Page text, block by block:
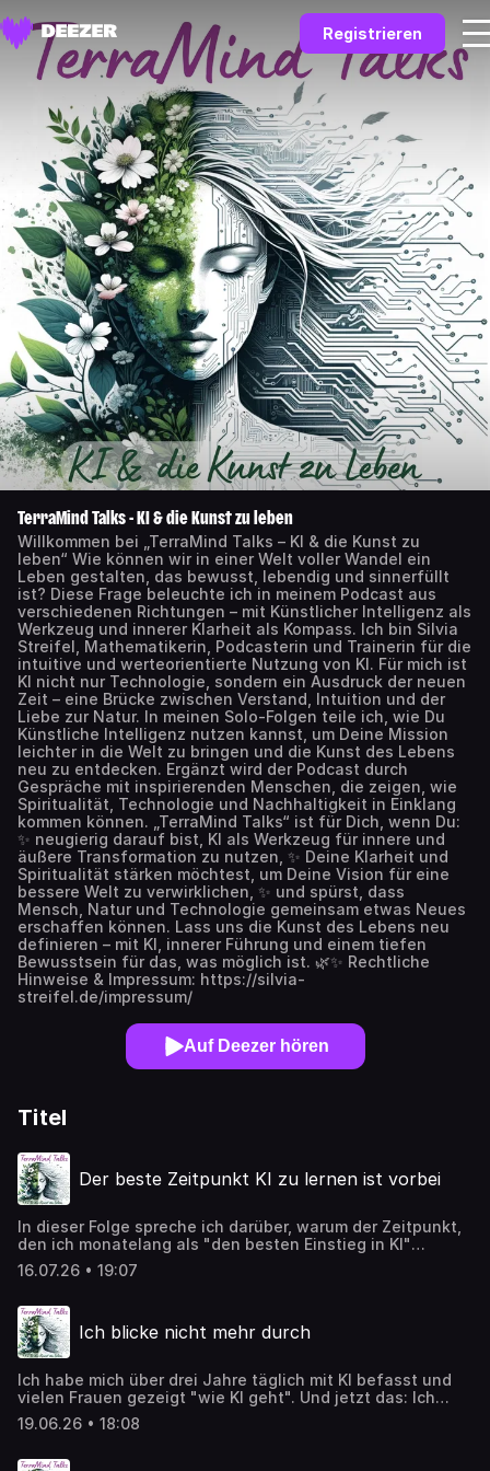
Registrieren
TerraMind Talks - KI & die Kunst zu leben
Willkommen bei „TerraMind Talks – KI & die Kunst zu
leben“ Wie können wir in einer Welt voller Wandel ein
Leben gestalten, das bewusst, lebendig und sinnerfüllt
ist? Diese Frage beleuchte ich in meinem Podcast aus
verschiedenen Richtungen – mit Künstlicher Intelligenz als
Werkzeug und innerer Klarheit als Kompass. Ich bin Silvia
Streifel, Mathematikerin, Podcasterin und Trainerin für die
intuitive und werteorientierte Nutzung von KI. Für mich ist
KI nicht nur Technologie, sondern ein Ausdruck der neuen
Zeit – eine Brücke zwischen Verstand, Intuition und der
Liebe zur Natur. In meinen Solo-Folgen teile ich, wie Du
Künstliche Intelligenz nutzen kannst, um Deine Mission
leichter in die Welt zu bringen und die Kunst des Lebens
neu zu entdecken. Ergänzt wird der Podcast durch
Gespräche mit inspirierenden Menschen, die zeigen, wie
Spiritualität, Technologie und Nachhaltigkeit in Einklang
kommen können. „TerraMind Talks“ ist für Dich, wenn Du:
✨ neugierig darauf bist, KI als Werkzeug für innere und
äußere Transformation zu nutzen, ✨ Deine Klarheit und
Spiritualität stärken möchtest, um Deine Vision für eine
bessere Welt zu verwirklichen, ✨ und spürst, dass
Mensch, Natur und Technologie gemeinsam etwas Neues
erschaffen können. Lass uns die Kunst des Lebens neu
definieren – mit KI, innerer Führung und einem tiefen
Bewusstsein für das, was möglich ist. 🌿✨ Rechtliche
Hinweise & Impressum: https://silvia-
streifel.de/impressum/
Auf Deezer hören
Titel
Der beste Zeitpunkt KI zu lernen ist vorbei
In dieser Folge spreche ich darüber, warum der Zeitpunkt,
den ich monatelang als "den besten Einstieg in KI"
beworben habe, jetzt tatsächlich vorbei ist. Ich zeige Dir,
was das für Dich bedeutet, wenn Du das Gefühl hast,
Arbeitsalltag: Wie sich die Tool-Landschaft seit meinem
ersten Jetzt-startklar-KI-Kurs radikal verändert hat,
warum ChatGPT nicht mehr das einzige empfehlenswerte
Tool "von der Pike auf" zu lernen wie früher. Der zentrale
Punkt der Folge: Der Ansatz "einfach anfangen und mit
dem Tool mitwachsen" funktioniert nicht mehr.
16.07.26 • 19:07
Ich blicke nicht mehr durch
Ich habe mich über drei Jahre täglich mit KI befasst und
vielen Frauen gezeigt "wie KI geht". Und jetzt das: Ich
fühle mich abgehängt. In dieser Folge erzähle ich offen,
wie sich das angefühlt hat, als ich gemerkt habe: Ich
Schlüsse ich für mich gezogen habe und auf welchen Weg
19.06.26 • 18:08